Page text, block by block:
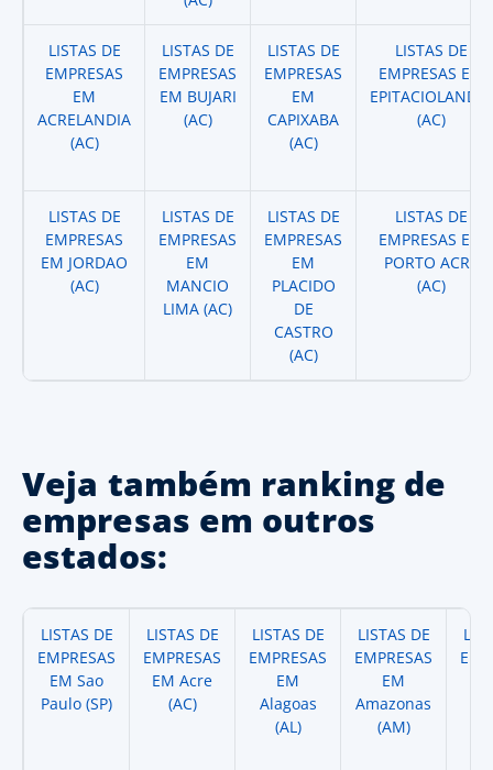
LISTAS DE
EMPRESAS
EM
ACRELANDIA
(AC)
LISTAS DE
EMPRESAS
EM BUJARI
(AC)
LISTAS DE
EMPRESAS
EM
CAPIXABA
(AC)
LISTAS DE
EMPRESAS EM
EPITACIOLANDIA
(AC)
LISTAS DE
EMPRESAS
EM JORDAO
(AC)
LISTAS DE
EMPRESAS
EM
MANCIO
LIMA (AC)
LISTAS DE
EMPRESAS
EM
PLACIDO
DE
CASTRO
(AC)
LISTAS DE
EMPRESAS EM
PORTO ACRE
(AC)
Veja também ranking de
empresas em outros
estados:
LISTAS DE
EMPRESAS
EM Sao
Paulo (SP)
LISTAS DE
EMPRESAS
EM Acre
(AC)
LISTAS DE
EMPRESAS
EM
Alagoas
(AL)
LISTAS DE
EMPRESAS
EM
Amazonas
(AM)